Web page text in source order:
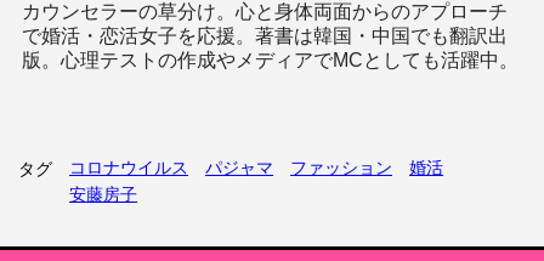
カウンセラーの草分け。心と身体両面からのアプローチ
で婚活・恋活女子を応援。著書は韓国・中国でも翻訳出
版。心理テストの作成やメディアでMCとしても活躍中。
タグ コロナウイルス パジャマ ファッション
婚活
安藤房子